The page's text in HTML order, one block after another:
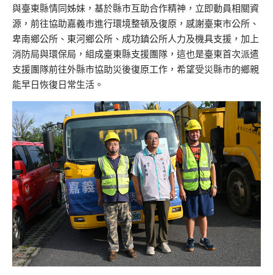
與臺東縣情同姊妹，基於縣市互助合作精神，立即動員相關資
源，前往協助嘉義市進行環境整頓及復原，感謝臺東市公所、
卑南鄉公所、東河鄉公所、成功鎮公所人力及機具支援，加上
消防局與環保局，組成臺東縣支援團隊，這也是臺東首次派遣
支援團隊前往外縣市協助災後復原工作，希望受災縣市的鄉親
能早日恢復日常生活。